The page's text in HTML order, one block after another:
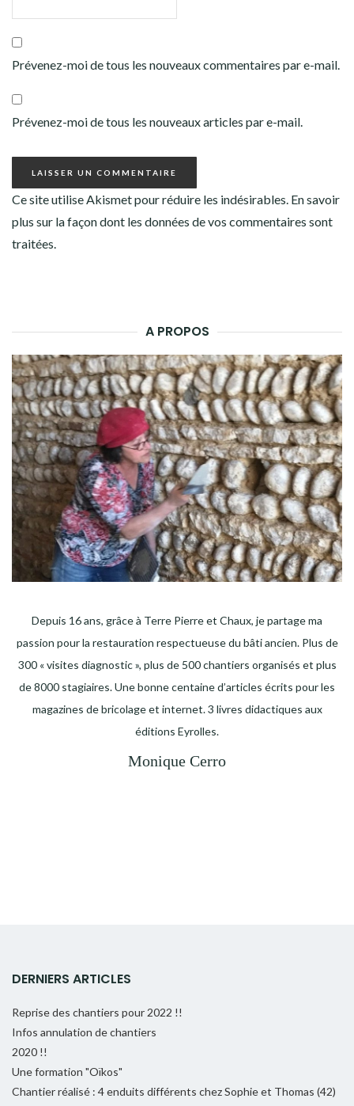
Prévenez-moi de tous les nouveaux commentaires par e-mail.
Prévenez-moi de tous les nouveaux articles par e-mail.
Ce site utilise Akismet pour réduire les indésirables. En savoir
plus sur la façon dont les données de vos commentaires sont
traitées
A PROPOS
Depuis 16 ans, grâce à Terre Pierre et Chaux, je partage ma
passion pour la restauration respectueuse du bâti ancien. Plus de
300 « visites diagnostic », plus de 500 chantiers organisés et plus
de 8000 stagiaires. Une bonne centaine d’articles écrits pour les
magazines de bricolage et internet. 3 livres didactiques aux
éditions Eyrolles.
Monique Cerro
DERNIERS ARTICLES
Reprise des chantiers pour 2022 !!
Infos annulation de chantiers
2020 !!
Une formation "Oïkos"
Chantier réalisé : 4 enduits différents chez Sophie et Thomas (42)